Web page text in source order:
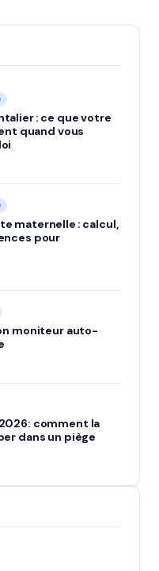
: ce que votre
quand vous
maternelle : calcul,
pour
moniteur auto-
comment la
dans un piège